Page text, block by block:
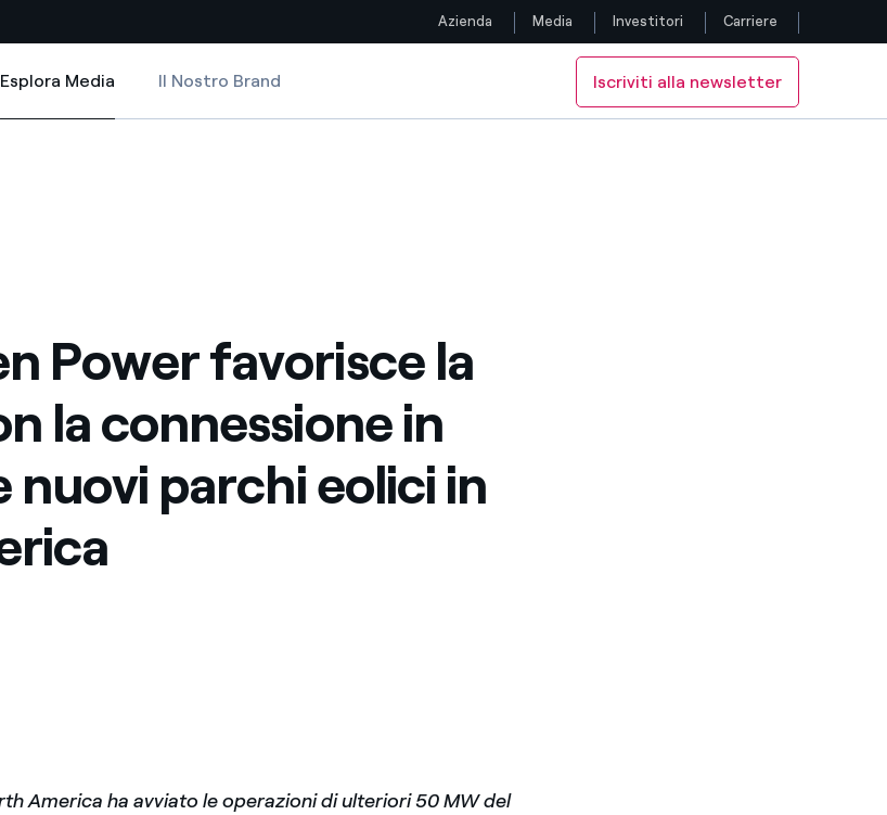
grazie al
mondo di
Italia
Siti Paese
Colombia
Iberia
Seguici
Azienda Media Investitori Carriere
Esplora Media
Media
Il Nostro Brand Iscriviti alla newsletter
di tre nuovi parchi eolici in Nord America
ripresa con la connessione in rete di tre nuovi parchi eolici in Nord America
la ripresa con la connessione in rete di tre nuovi parchi eolici in Nord America
Power favorisce la
la connessione in
nuovi parchi eolici in
America ha avviato le operazioni di ulteriori 50 MW del